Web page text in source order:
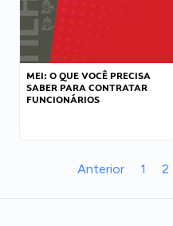
MEI: O QUE VOCÊ PRECISA
SABER PARA CONTRATAR
FUNCIONÁRIOS
Anterior 1 2